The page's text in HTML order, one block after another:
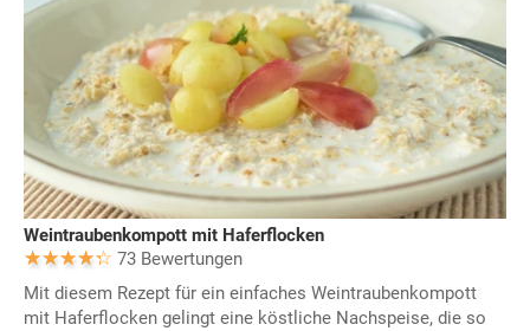
Weintraubenkompott mit Haferflocken
73 Bewertungen
Mit diesem Rezept für ein einfaches Weintraubenkompott
mit Haferflocken gelingt eine köstliche Nachspeise, die so